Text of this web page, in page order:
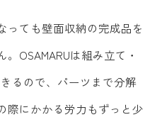
っても壁面収納の完成品を
OSAMARUは組み立て・
るので、パーツまで分解
際にかかる労力もずっと少